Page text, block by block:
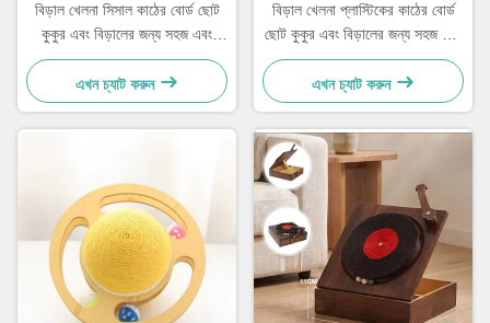
বিড়াল খেলনা সিসাল কাঠের বোর্ড ছোট
কুকুর এবং বিড়ালের জন্য সহজ এবং
ব্যবহারিক
এখন চ্যাট করুন
বিড়াল খেলনা প্লাস্টিকের কাঠের বোর্ড
ছোট কুকুর এবং বিড়ালের জন্য সহজ এবং
ব্যবহারিক
এখন চ্যাট করুন